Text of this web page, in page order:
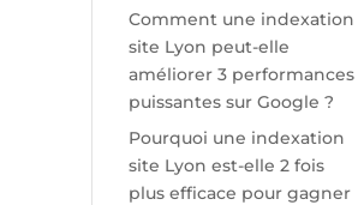
Comment une indexation
site Lyon peut-elle
améliorer 3 performances
puissantes sur Google ?
Pourquoi une indexation
site Lyon est-elle 2 fois
plus efficace pour gagner